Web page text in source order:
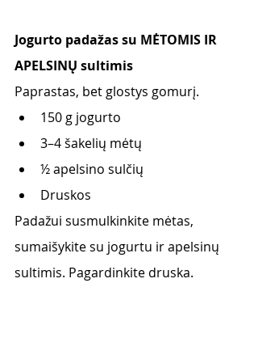
Jogurto padažas su MĖTOMIS IR
APELSINŲ sultimis
Paprastas, bet glostys gomurį.
150 g jogurto
3–4 šakelių mėtų
½ apelsino sulčių
Druskos
Padažui susmulkinkite mėtas,
sumaišykite su jogurtu ir apelsinų
sultimis. Pagardinkite druska.